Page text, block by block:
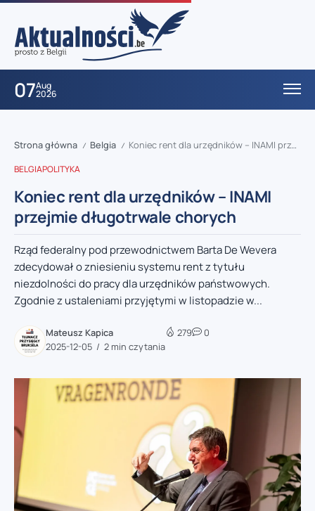
07Aug
2026
Strona główna / Belgia / Koniec rent dla urzędników – INAMI przejmie długotrwale chorych
BELGIAPOLITYKA
Koniec rent dla urzędników – INAMI
przejmie długotrwale chorych
Rząd federalny pod przewodnictwem Barta De Wevera
zdecydował o zniesieniu systemu rent z tytułu
niezdolności do pracy dla urzędników państwowych.
Zgodnie z ustaleniami przyjętymi w listopadzie w...
Mateusz Kapica
2025-12-05
2 min czytania
279 0